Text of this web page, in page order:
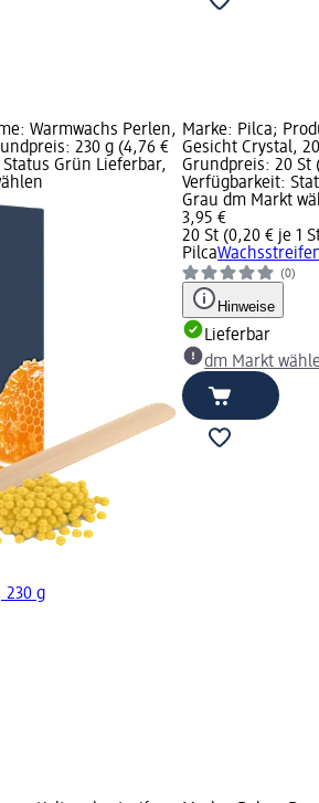
Warmwachs Perlen,
230 g (4,76 €
Grün Lieferbar,
230 g
Marke: Pilca;
Gesicht Crystal,
Grundpreis: 20 St
Verfügbarkeit:
Grau dm Markt
3,95 €
20 St (0,20 € je 1
Pilca
(0)
Hinweise
Lieferbar
dm Markt